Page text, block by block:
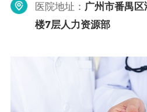
医院地址： 广州市番禺
楼7层人力资源部